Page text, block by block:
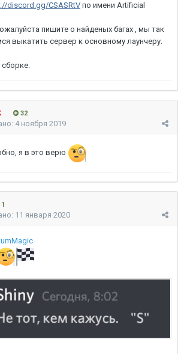
discord.gg/CSASRtV по имени Artificial
пишите о найденых багах , мы так
выкатить сервер к основному лаунчеру.
сборке.
32
4 ноября 2019
я в это верю
1
11 января 2020